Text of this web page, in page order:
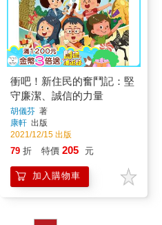
衝吧！新住民的奮鬥記：堅
守廉潔、誠信的力量
胡儀芬 著
康軒 出版
2021/12/15 出版
79 折 特價 205 元
加入購物車